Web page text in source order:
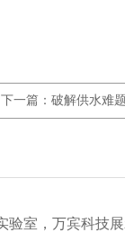
下一篇：破解供水难
室，万宾科技